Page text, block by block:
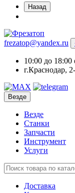
Назад
frezatop@yandex.ru
10:00 до
г.Краснодар,
Везде
Везде
Станки
Запчасти
Инструмент
Услуги
Доставка